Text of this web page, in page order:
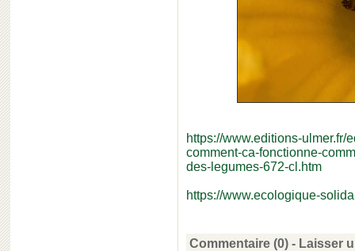
https://www.editions-
comment-ca-fonctionne-
des-legumes-672-cl.htm
https://www.ecologique-
Commentaire (0) - Laisser